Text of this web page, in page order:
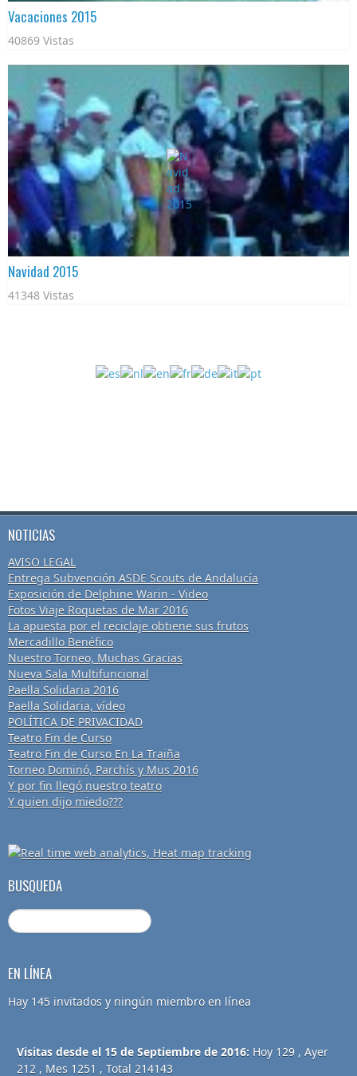
Vacaciones 2015
40869 Vistas
Navidad 2015
41348 Vistas
NOTICIAS
AVISO LEGAL
Entrega Subvención ASDE Scouts de Andalucía
Exposición de Delphine Warin - Video
Fotos Viaje Roquetas de Mar 2016
La apuesta por el reciclaje obtiene sus frutos
Mercadillo Benéfico
Nuestro Torneo, Muchas Gracias
Nueva Sala Multifuncional
Paella Solidaria 2016
Paella Solidaria, vídeo
POLÍTICA DE PRIVACIDAD
Teatro Fin de Curso
Teatro Fin de Curso En La Traiña
Torneo Dominó, Parchís y Mus 2016
Y por fin llegó nuestro teatro
Y quien dijo miedo???
BUSQUEDA
EN LÍNEA
Hay 145 invitados y ningún miembro en línea
Visitas desde el 15 de Septiembre de 2016: Hoy 129 , Ayer
212 , Mes 1251 , Total 214143